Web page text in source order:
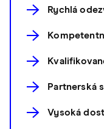
Rychlá
Partnerská
Vysoká